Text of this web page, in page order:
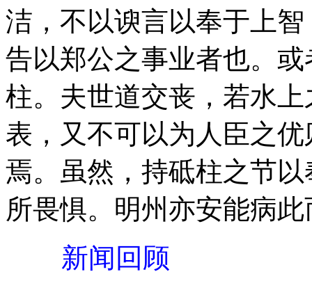
洁，不以谀言以奉于上
告以郑公之事业者也。
柱。夫世道交丧，若水
表，又不可以为人臣之
焉。虽然，持砥柱之节
所畏惧。明州亦安能病
新闻回顾